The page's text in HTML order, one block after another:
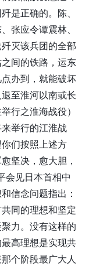
是正确的。陈、
张应令谭震林、
灭该兵团的全部
间的铁路，运东
办到，就能破坏
至淮河以南或长
行之淮海战役）
举行的江淮战
们按照上述方
坚决，愈大胆，
会见日本首相中
信念问题指出：
同的理想和坚定
力。没有这样的
高理想是实现共
个阶段最广大人